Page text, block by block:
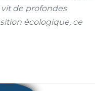
vit de profondes
écologique, ce